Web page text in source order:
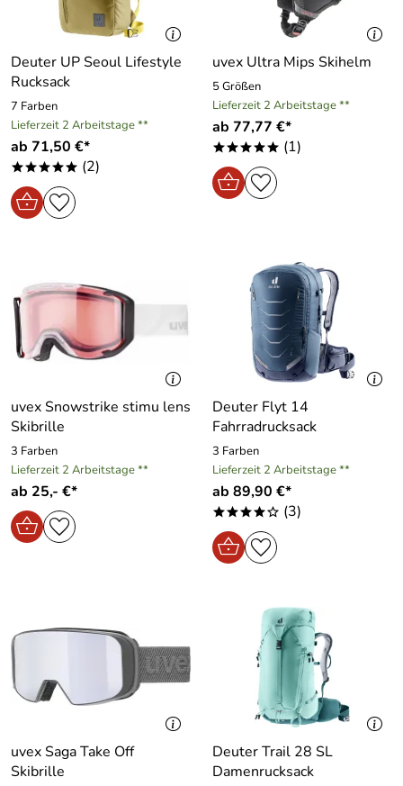
Deuter UP Seoul Lifestyle
Rucksack
7 Farben
Lieferzeit 2 Arbeitstage **
ab 71,50 €*
***** (2)
uvex Ultra Mips Skihelm
5 Größen
Lieferzeit 2 Arbeitstage **
ab 77,77 €*
***** (1)
uvex Snowstrike stimu lens
Skibrille
3 Farben
Lieferzeit 2 Arbeitstage **
ab 25,- €*
Deuter Flyt 14
Fahrradrucksack
3 Farben
Lieferzeit 2 Arbeitstage **
ab 89,90 €*
****o (3)
uvex Saga Take Off
Skibrille
Deuter Trail 28 SL
Damenrucksack